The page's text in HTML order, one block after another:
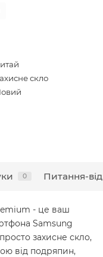
скло
0 Питання-
- це ваш
Samsung
захисне скло,
від подряпин,